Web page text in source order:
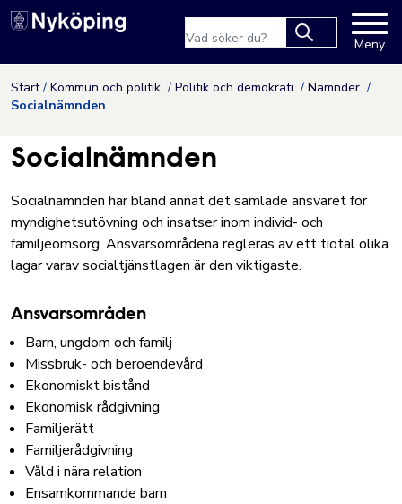
Hoppa till innehåll
Nyköpings kommuns
results.
Meny
Start Kommun och politik Politik och demokrati
Nämnder
Socialnämnden
Socialnämnden
Socialnämnden har bland annat det samlade ansvaret för
myndighetsutövning och insatser inom individ- och
familjeomsorg. Ansvarsområdena regleras av ett tiotal olika
lagar varav socialtjänstlagen är den viktigaste.
Ansvarsområden
Barn, ungdom och familj
Missbruk- och beroendevård
Ekonomiskt bistånd
Ekonomisk rådgivning
Familjerätt
Familjerådgivning
Våld i nära relation
Ensamkommande barn